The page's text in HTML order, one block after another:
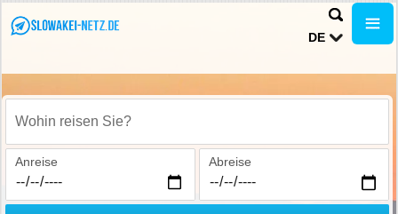
DE
Wohin reisen Sie?
Anreise Abreise